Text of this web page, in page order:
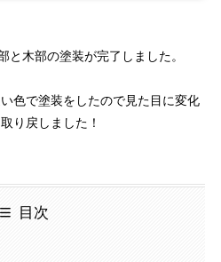
と木部の塗装が完了しました。
色で塗装をしたので見た目に変化
り戻しました！
目次